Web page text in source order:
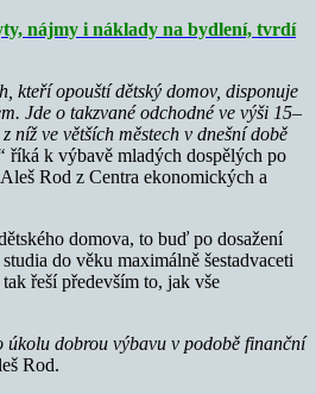
nájmy i náklady na bydlení, tvrdí
kteří opouští dětský domov, disponuje
Jde o takzvané odchodné ve výši 15–
níž ve větších městech v dnešní době
říká k výbavě mladých dospělých po
Rod z Centra ekonomických a
domova, to buď po dosažení
do věku maximálně šestadvaceti
řeší především to, jak vše
úkolu dobrou výbavu v podobě finanční
Rod.